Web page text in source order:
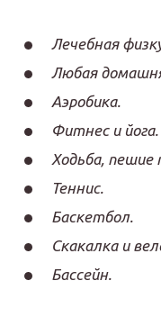
Лечебная
Любая
Аэробика.
Фитнес и йога.
Ходьба, пешие
Теннис.
Баскетбол.
Скакалка и
Бассейн.